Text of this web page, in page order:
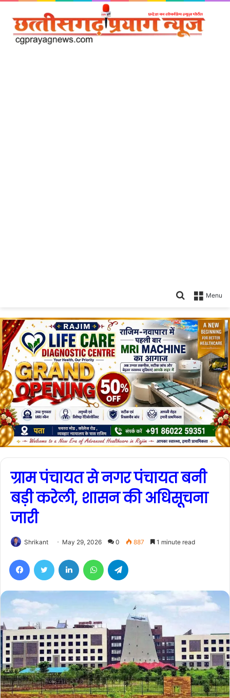
Menu
Search
ग्राम पंचायत से नगर पंचायत बनी
बड़ी करेली, शासन की अधिसूचना
जारी
Shrikant May 29, 2026 0 887 1 minute read